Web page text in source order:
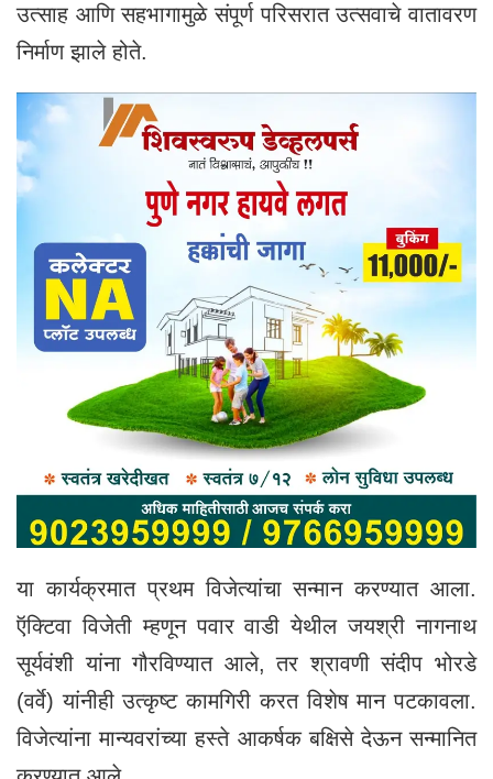
उत्साह आणि सहभागामुळे संपूर्ण परिसरात उत्सवाचे वातावरण
निर्माण झाले होते.
या कार्यक्रमात प्रथम विजेत्यांचा सन्मान करण्यात आला.
ऍक्टिवा विजेती म्हणून पवार वाडी येथील जयश्री नागनाथ
सूर्यवंशी यांना गौरविण्यात आले, तर श्रावणी संदीप भोरडे
(वर्वे) यांनीही उत्कृष्ट कामगिरी करत विशेष मान पटकावला.
विजेत्यांना मान्यवरांच्या हस्ते आकर्षक बक्षिसे देऊन सन्मानित